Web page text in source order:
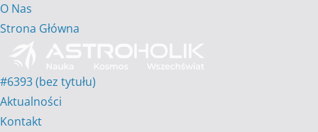
O Nas
Strona Główna
#6393 (bez tytułu)
Aktualności
Kontakt